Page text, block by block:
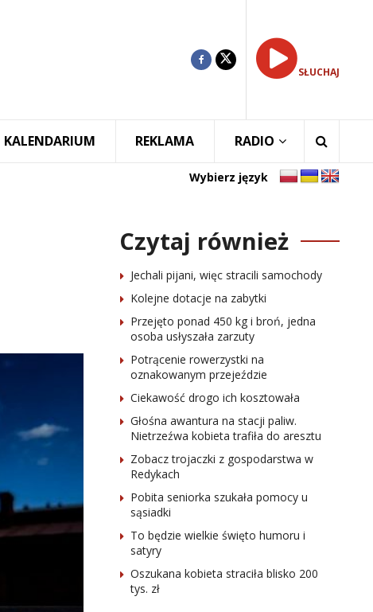
SŁUCHAJ
KALENDARIUM REKLAMA RADIO
Wybierz język
Czytaj również
Jechali pijani, więc stracili samochody
Kolejne dotacje na zabytki
Przejęto ponad 450 kg i broń, jedna
osoba usłyszała zarzuty
Potrącenie rowerzystki na
oznakowanym przejeździe
Ciekawość drogo ich kosztowała
Głośna awantura na stacji paliw.
Nietrzeźwa kobieta trafiła do aresztu
Zobacz trojaczki z gospodarstwa w
Redykach
Pobita seniorka szukała pomocy u
sąsiadki
To będzie wielkie święto humoru i
satyry
Oszukana kobieta straciła blisko 200
tys. zł